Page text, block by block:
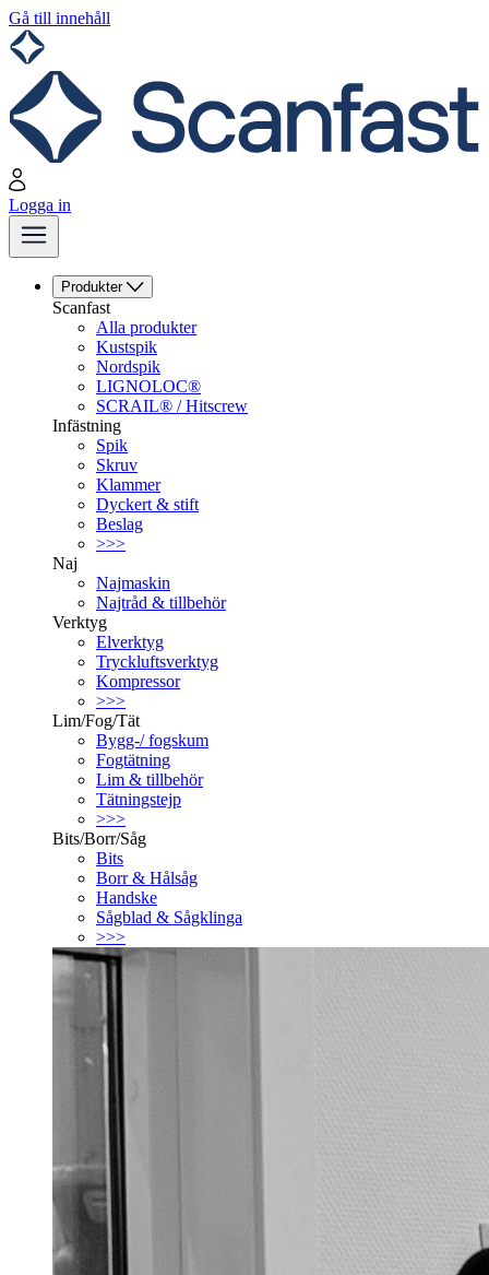
Gå till innehåll
Logga in
Produkter
Scanfast
Alla produkter
Kustspik
Nordspik
LIGNOLOC®
SCRAIL® / Hitscrew
Infästning
Spik
Skruv
Klammer
Dyckert & stift
Beslag
>>>
Naj
Najmaskin
Najtråd & tillbehör
Verktyg
Elverktyg
Tryckluftsverktyg
Kompressor
>>>
Lim/Fog/Tät
Bygg-/ fogskum
Fogtätning
Lim & tillbehör
Tätningstejp
>>>
Bits/Borr/Såg
Bits
Borr & Hålsåg
Handske
Sågblad & Sågklinga
>>>